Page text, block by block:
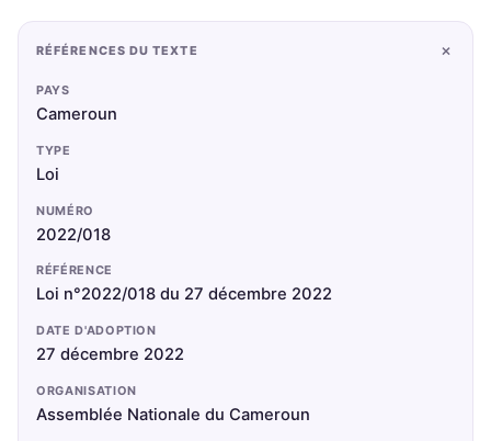
RÉFÉRENCES DU TEXTE +
PAYS
Cameroun
TYPE
Loi
NUMÉRO
2022/018
RÉFÉRENCE
Loi n°2022/018 du 27 décembre 2022
DATE D'ADOPTION
27 décembre 2022
ORGANISATION
Assemblée Nationale du Cameroun